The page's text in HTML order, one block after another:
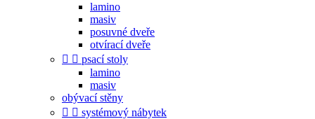
lamino
masiv
posuvné dveře
otvírací dveře
  psací stoly
lamino
masiv
obývací stěny
  systémový nábytek